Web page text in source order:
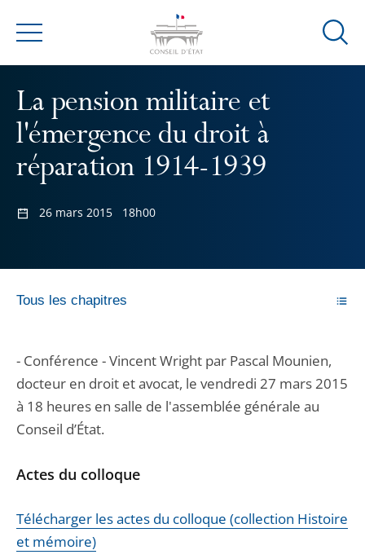
Menu
Ouvrir
La pension militaire et
l'émergence du droit à
réparation 1914-1939
26 mars 2015 18h00
Tous les chapitres
- Conférence - Vincent Wright par Pascal Mounien,
docteur en droit et avocat, le vendredi 27 mars 2015
à 18 heures en salle de l'assemblée générale au
Conseil d’État.
Actes du colloque
Télécharger les actes du colloque (collection Histoire
et mémoire)